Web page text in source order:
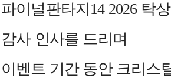
파이널판타지14 2026 탁
감사 인사를 드리며
이벤트 기간 동안 크리스